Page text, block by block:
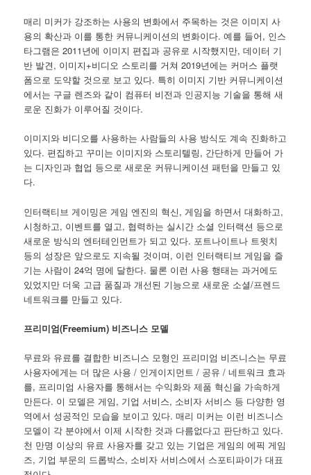
매리 미커가 강조하는 사용의 변화에서 주목하는 것은 이미지 사
용의 확산과 이를 통한 커뮤니케이션의 변화이다. 예를 들어, 인스
타그램은 2011년에 이미지 편집과 공유로 시작했지만, 데이터 기
반 발견, 이미지+비디오 스토리를 거쳐 2019년에는 커머스 플랫
폼으로 도약할 것으로 보고 있다. 특히 이미지 기반 커뮤니케이션
에서는 구글 렌즈와 같이 컴퓨터 비전과 인공지능 기술을 통해 새
로운 진화가 이루어질 것이다.
이미지와 비디오를 사용하는 사람들의 사용 방식도 계속 진화하고
있다. 편집하고 꾸미는 이미지와 스토리텔링, 간단하게 만들어 가
는 디자인과 협업 등으로 새로운 커뮤니케이션 패턴을 만들고 있
다.
인터랙티브 게이밍은 게임 엔진의 혁신, 게임을 하면서 대화하고,
시청하고, 이벤트를 열고, 협력하는 실시간 소셜 인터랙션 등으로
새로운 방식의 엔터테인먼트가 되고 있다. 포트나이트나 트윗치
등의 성장은 앞으로도 지속될 것이며, 이런 인터랙티브 게임을 즐
기는 사람이 24억 명에 달한다. 물론 이런 사용 행태는 과거에도
있었지만 더욱 고급 품질과 개선된 기능으로 새로운 소셜/프렌드
네트워크를 만들고 있다.
프리미엄(Freemium) 비즈니스 모델
무료와 유료를 결합한 비즈니스 모형인 프리미엄 비즈니스는 무료
사용자에게는 더 많은 사용 / 인게이지먼트 / 공유 / 네트워크 효과
를, 프리미엄 사용자를 통해서는 수익화와 제품 혁신을 가속하게
만든다. 이 모델은 게임, 기업 서비스, 소비자 서비스 등 다양한 영
역에서 성공적인 모습을 보이고 있다. 매리 미커는 이런 비즈니스
모델이 각 분야에서 이제 시작한 것과 다름없다고 판단하고 있다.
천 만명 이상의 유료 사용자를 갖고 있는 기업은 게임의 에픽 게임
즈, 기업 부문의 드롭박스, 소비자 서비스에서 스포티파이가 대표